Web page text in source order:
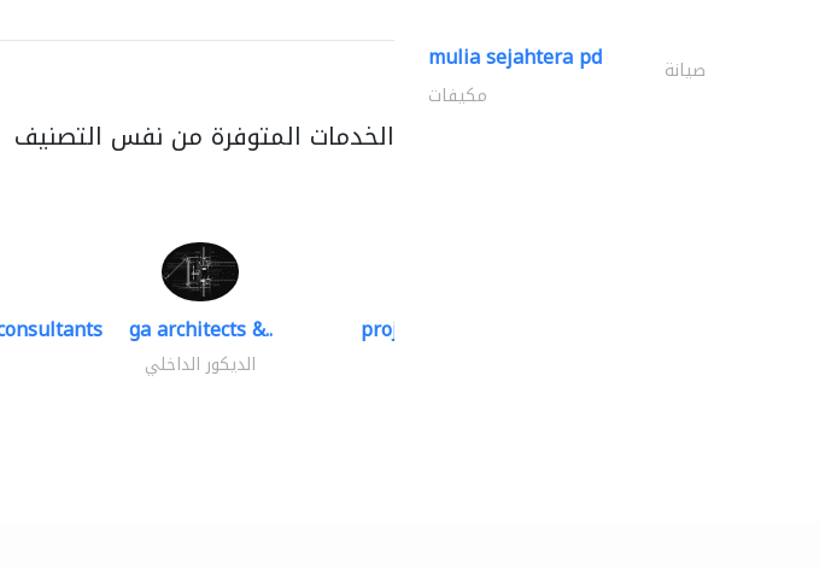
الخدمات المتوفرة من نفس التصنيف
ga architects &..
الديكور الداخلي
projeco contracting interior..
mulia sejahtera pd صيانة
مكيفات